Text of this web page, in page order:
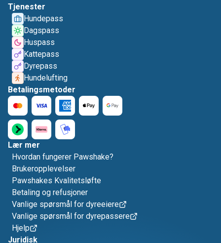
Tjenester
Hundepass
Dagspass
Huspass
Kattepass
Dyrepass
Hundelufting
Betalingsmetoder
Lær mer
Hvordan fungerer Pawshake?
Brukeropplevelser
Pawshakes Kvalitetsløfte
Betaling og refusjoner
Vanlige spørsmål for dyreeiere
Vanlige spørsmål for dyrepassere
Hjelp
Juridisk